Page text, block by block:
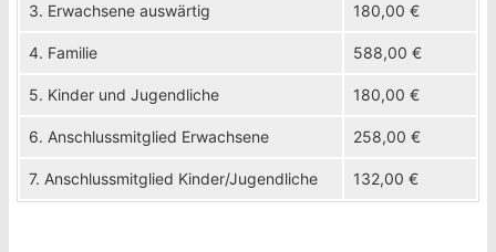
3. Erwachsene auswärtig 180,00 €
4. Familie 588,00 €
5. Kinder und Jugendliche 180,00 €
6. Anschlussmitglied Erwachsene 258,00 €
7. Anschlussmitglied Kinder/Jugendliche 132,00 €